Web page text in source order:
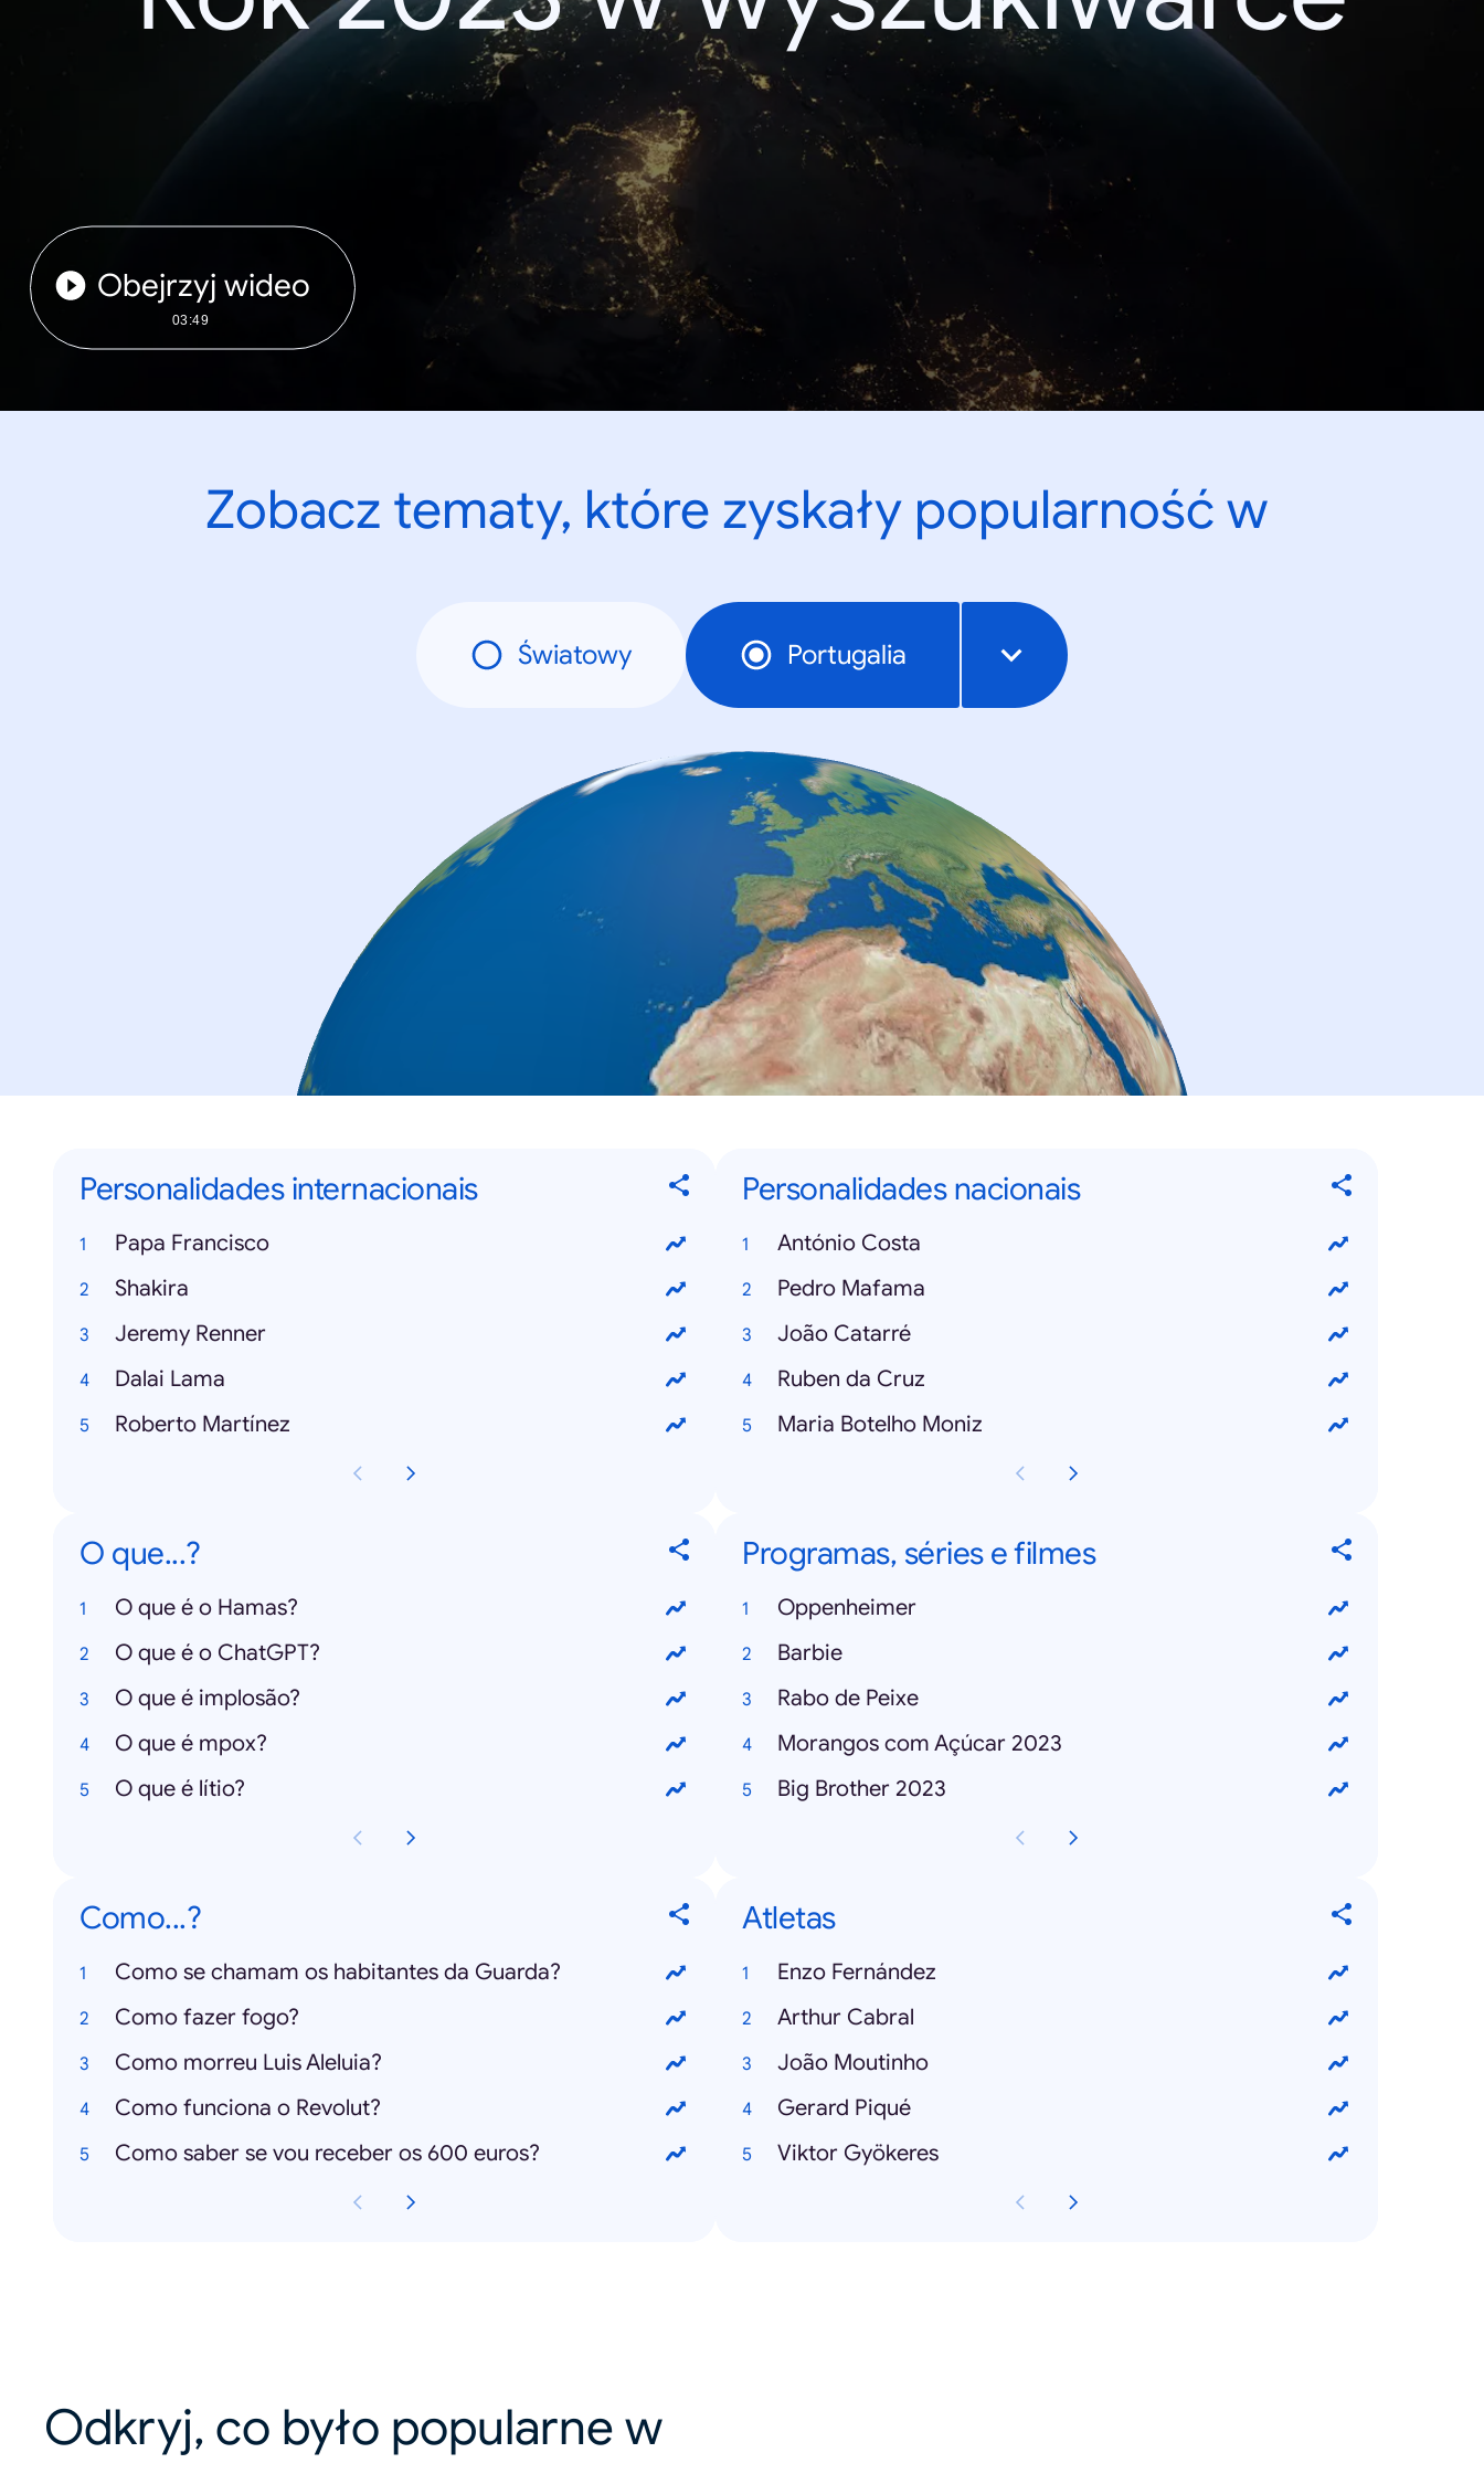
Obejrzyj wideo
03:49
Zobacz tematy, które zyskały popularność w
Światowy Portugalia
Personalidades internacionais
Papa Francisco
Shakira
Jeremy Renner
Dalai Lama
Roberto Martínez
Personalidades nacionais
António Costa
Pedro Mafama
João Catarré
Ruben da Cruz
Maria Botelho Moniz
O que...?
O que é o Hamas?
O que é o ChatGPT?
O que é implosão?
O que é mpox?
O que é lítio?
Programas, séries e filmes
Oppenheimer
Barbie
Rabo de Peixe
Morangos com Açúcar 2023
Big Brother 2023
Como...?
Como se chamam os habitantes da Guarda?
Como fazer fogo?
Como morreu Luis Aleluia?
Como funciona o Revolut?
Como saber se vou receber os 600 euros?
Atletas
Enzo Fernández
Arthur Cabral
João Moutinho
Gerard Piqué
Viktor Gyökeres
Odkryj, co było popularne w